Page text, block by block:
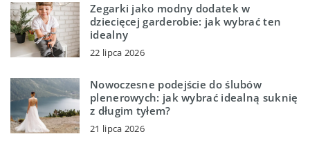
Zegarki jako modny dodatek w
dziecięcej garderobie: jak wybrać ten
idealny
22 lipca 2026
Nowoczesne podejście do ślubów
plenerowych: jak wybrać idealną suknię
z długim tyłem?
21 lipca 2026